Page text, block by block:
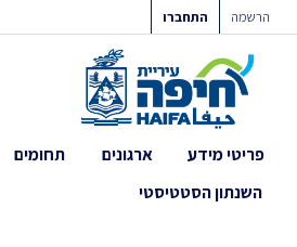
לתוכן
התחברו הרשמה
פריטי מידע ארגונים תחומים
השנתון הסטטיסטי